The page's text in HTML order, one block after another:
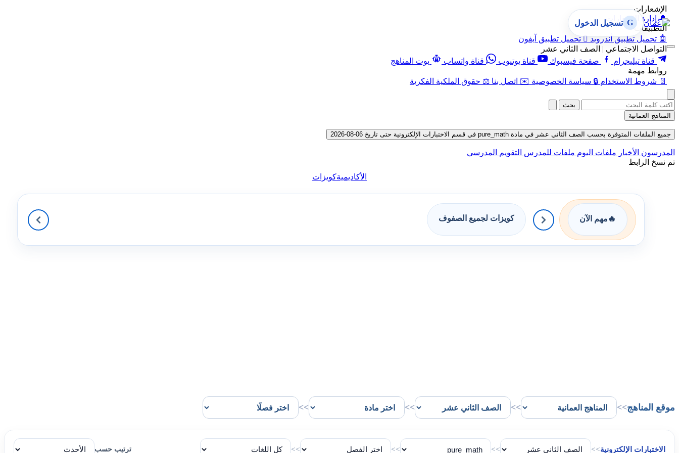
الإشعارات
🔔 إدارة الإشعارات
التطبيقات
🤖 تحميل تطبيق أندرويد  تحميل تطبيق آيفون
التواصل الاجتماعي | الصف الثاني عشر
قناة تيليجرام
صفحة فيسبوك قناة يوتيوب قناة واتساب
بوت المناهج
روابط مهمة
📄 شروط الاستخدام 🔒 سياسة الخصوصية ✉️ اتصل بنا ⚖️ حقوق الملكية الفكرية
G تسجيل الدخول
بحث
المناهج العمانية
جميع الملفات المتوفرة بحسب الصف الثاني عشر في مادة pure_math في قسم الاختبارات الإلكترونية حتى تاريخ 06-08-2026
المدرسون الأخبار ملفات اليوم ملفات للمدرس التقويم المدرسي
تم نسخ الرابط
الأكاديميةكويزات
🔥 مهم الآن كويزات لجميع الصفوف
موقع المناهج>>
>>
>>
>>
الاختبارات الإلكترونية>>
>>
>>
>> ترتيب حسب